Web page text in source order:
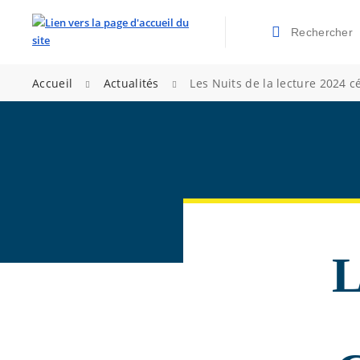
Valider la
Accueil Actualités Les Nuits de la lecture 2024